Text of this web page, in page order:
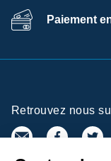
Paiement
Retrouvez nous